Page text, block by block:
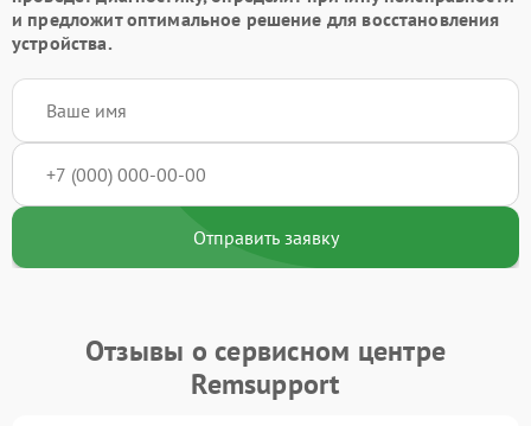
и предложит оптимальное решение для восстановления
устройства.
Отправить заявку
Отзывы о сервисном центре
Remsupport